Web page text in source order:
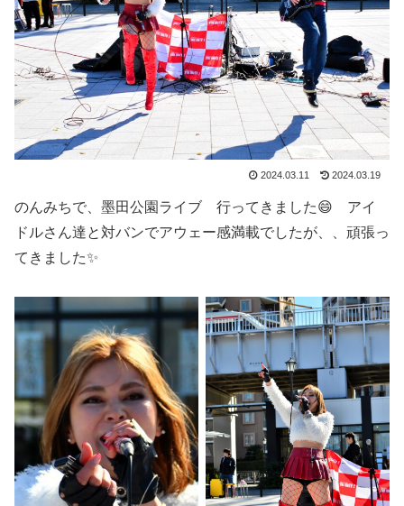
2024.03.11 2024.03.19
のんみちで、墨田公園ライブ 行ってきました😄 アイ
ドルさん達と対バンでアウェー感満載でしたが、、頑張っ
てきました✨